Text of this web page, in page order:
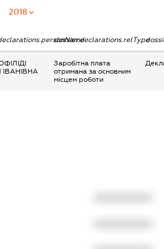
2018
dossier.declarations.relType
Заробітна плата
отримана за основним
місцем роботи